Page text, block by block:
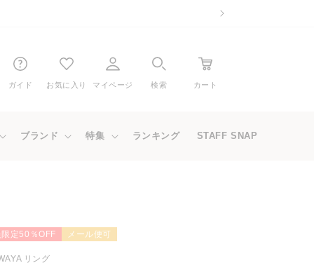
ガイド お気に入り マイページ 検索 カート
ブランド 特集 ランキング STAFF SNAP
定50％OFF メール便可
リング